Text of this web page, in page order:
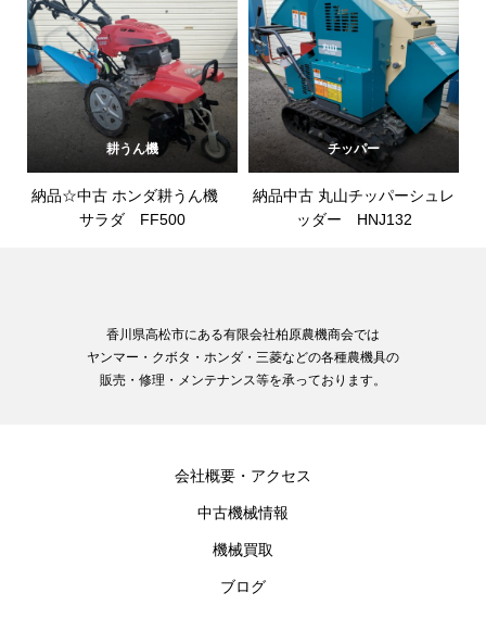
耕うん機
納品☆中古 ホンダ耕うん機
サラダ FF500
チッパー
納品中古 丸山チッパーシュレ
ッダー HNJ132
香川県高松市にある有限会社柏原農機商会では
ヤンマー・クボタ・ホンダ・三菱などの各種農機具の
販売・修理・メンテナンス等を承っております。
会社概要・アクセス
中古機械情報
機械買取
ブログ